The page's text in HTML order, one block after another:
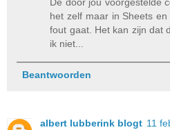
het zelf maar in Sheets
fout gaat. Het kan zijn dat
ik niet...
Beantwoorden
albert lubberink blogt 11